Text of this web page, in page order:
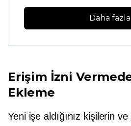
Daha fazla
Erişim İzni
Ekleme
Yeni işe aldığınız kişilerin